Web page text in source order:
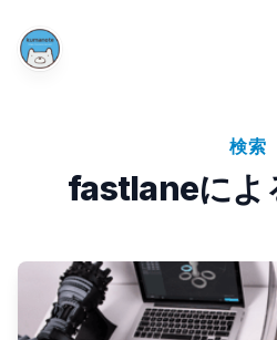
検索
fastlaneによ